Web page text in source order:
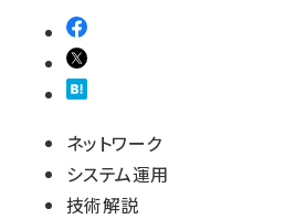
ネットワーク
システム運用
技術解説